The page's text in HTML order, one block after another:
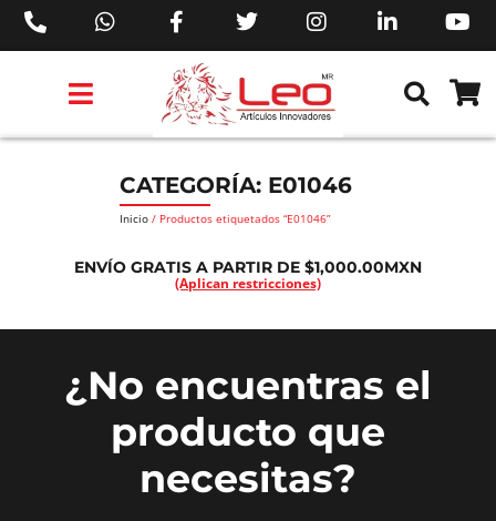
CATEGORÍA: E01046
Inicio / Productos etiquetados “E01046”
ENVÍO GRATIS A PARTIR DE $1,000.00MXN
(Aplican restricciones)
¿No encuentras el
producto que
necesitas?